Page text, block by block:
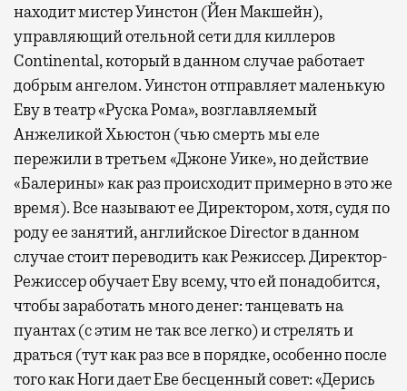
находит мистер Уинстон (Йен Макшейн),
управляющий отельной сети для киллеров
Continental, который в данном случае работает
добрым ангелом. Уинстон отправляет маленькую
Еву в театр «Руска Рома», возглавляемый
Анжеликой Хьюстон (чью смерть мы еле
пережили в третьем «Джоне Уике», но действие
«Балерины» как раз происходит примерно в это же
время). Все называют ее Директором, хотя, судя по
роду ее занятий, английское Director в данном
случае стоит переводить как Режиссер. Директор-
Режиссер обучает Еву всему, что ей понадобится,
чтобы заработать много денег: танцевать на
пуантах (с этим не так все легко) и стрелять и
драться (тут как раз все в порядке, особенно после
того как Ноги дает Еве бесценный совет: «Дерись